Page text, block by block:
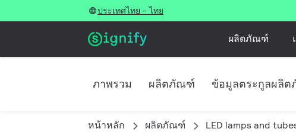
ประเทศไทย - ไทย
ผลิตภัณฑ์
ภาพรวม ผลิตภัณฑ์ ข้อมูลตระกูลผลิ
หน้าหลัก ผลิตภัณฑ์ LED lamps and